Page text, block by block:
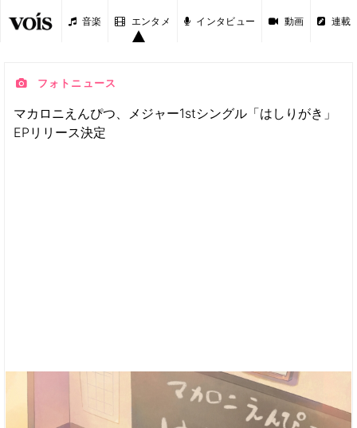
音楽 エンタメ インタビュー 動画 連載
フォトニュース
マカロニえんぴつ、メジャー1stシングル「はしりがき」
EPリリース決定